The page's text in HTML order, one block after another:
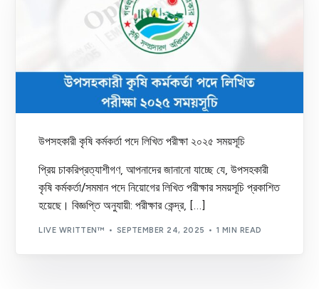
উপসহকারী কৃষি কর্মকর্তা পদে লিখিত পরীক্ষা ২০২৫ সময়সূচি
প্রিয় চাকরিপ্রত্যাশীগণ, আপনাদের জানানো যাচ্ছে যে, উপসহকারী
কৃষি কর্মকর্তা/সমমান পদে নিয়োগের লিখিত পরীক্ষার সময়সূচি প্রকাশিত
হয়েছে। বিজ্ঞপ্তি অনুযায়ী: পরীক্ষার কেন্দ্র, […]
LIVE WRITTEN™ SEPTEMBER 24, 2025 1 MIN READ